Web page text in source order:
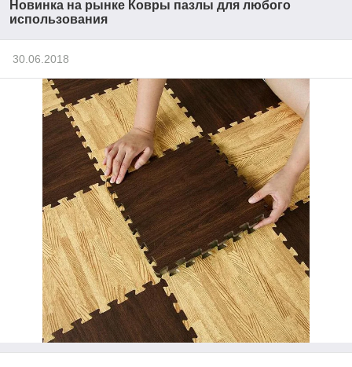
Новинка на рынке Ковры пазлы для любого
использования
30.06.2018